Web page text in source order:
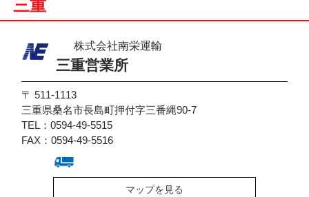
三重
株式会社南栄運輸
三重営業所
〒 511-1113
三重県桑名市長島町押付字三番縄90-7
TEL：0594-49-5515
FAX：0594-49-5516
マップを見る